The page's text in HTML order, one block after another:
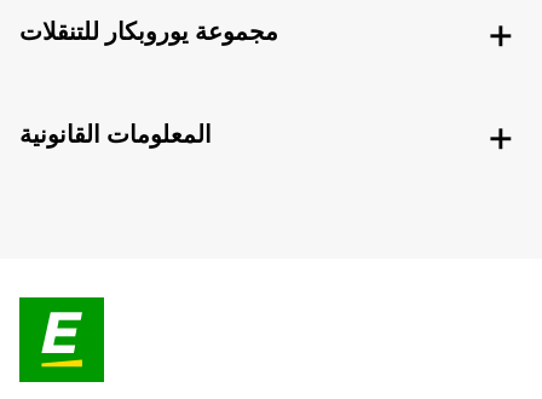
مجموعة يوروبكار للتنقلات
المعلومات القانونية